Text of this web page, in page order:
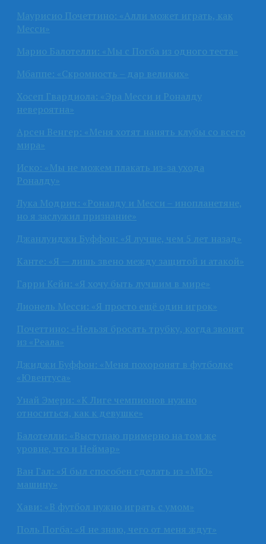
Маурисио Почеттино: «Алли может играть, как
Месси»
Марио Балотелли: «Мы с Погба из одного теста»
Мбаппе: «Скромность – дар великих»
Хосеп Гвардиола: «Эра Месси и Роналду
невероятна»
Арсен Венгер: «Меня хотят нанять клубы со всего
мира»
Иско: «Мы не можем плакать из-за ухода
Роналду»
Лука Модрич: «Роналду и Месси – инопланетяне,
но я заслужил признание»
Джанлуиджи Буффон: «Я лучше, чем 5 лет назад»
Канте: «Я — лишь звено между защитой и атакой»
Гарри Кейн: «Я хочу быть лучшим в мире»
Лионель Месси: «Я просто ещё один игрок»
Почеттино: «Нельзя бросать трубку, когда звонят
из «Реала»
Джиджи Буффон: «Меня похоронят в футболке
«Ювентуса»
Унай Эмери: «К Лиге чемпионов нужно
относиться, как к девушке»
Балотелли: «Выступаю примерно на том же
уровне, что и Неймар»
Ван Гал: «Я был способен сделать из «МЮ»
машину»
Хави: «В футбол нужно играть с умом»
Поль Погба: «Я не знаю, чего от меня ждут»